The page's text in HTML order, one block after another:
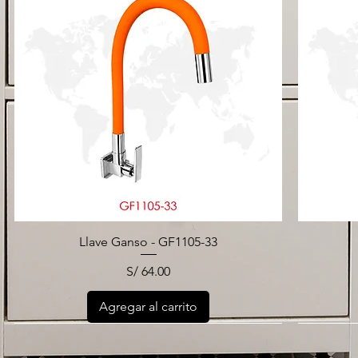
Llave Ganso - GF1105-33
Precio
S/ 64.00
Agregar al carrito